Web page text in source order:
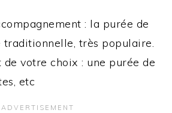
: la purée de
traditionnelle, très populaire.
votre choix : une purée de
etc